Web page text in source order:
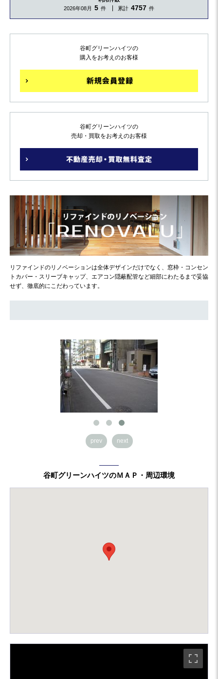
2026年08月
5 件 累計 4757 件
谷町グリーンハイツの
購入をお考えのお客様
谷町グリーンハイツの
売却・買取をお考えのお客様
リファインドのリノベーションは全体デザインだけでなく、窓枠・コンセン
トカバー・スリーブキャップ、エアコン隠蔽配管など細部にわたるまで妥協
せず、徹底的にこだわっています。
prev next
谷町グリーンハイツのＭＡＰ・周辺環境